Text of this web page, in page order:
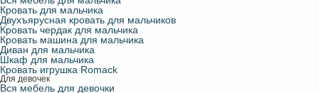
Кровать для мальчика
Двухъярусная кровать для мальчиков
Кровать чердак для мальчика
Кровать машина для мальчика
Диван для мальчика
Шкаф для мальчика
Кровать игрушка Romack
Для девочек
Вся мебель для девочки